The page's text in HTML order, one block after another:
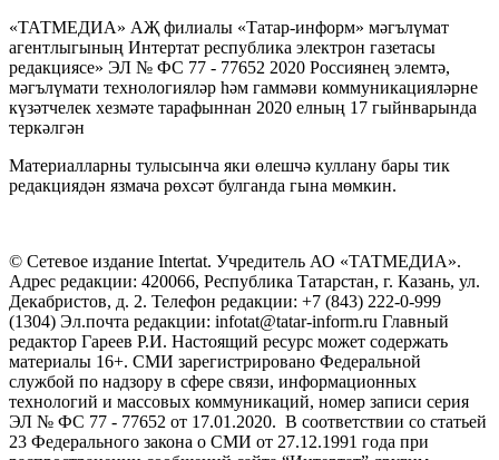
«ТАТМЕДИА» АҖ филиалы «Татар-информ» мәгълүмат
агентлыгының Интертат республика электрон газетасы
редакциясе» ЭЛ № ФС 77 - 77652 2020 Россиянең элемтә,
мәгълүмати технологияләр һәм гаммәви коммуникацияләрне
күзәтчелек хезмәте тарафыннан 2020 елның 17 гыйнварында
теркәлгән
Материалларны тулысынча яки өлешчә куллану бары тик
редакциядән язмача рөхсәт булганда гына мөмкин.
© Сетевое издание Intertat. Учредитель АО «ТАТМЕДИА».
Адрес редакции: 420066, Республика Татарстан, г. Казань, ул.
Декабристов, д. 2. Телефон редакции: +7 (843) 222-0-999
(1304) Эл.почта редакции: infotat@tatar-inform.ru Главный
редактор Гареев Р.И. Настоящий ресурс может содержать
материалы 16+. СМИ зарегистрировано Федеральной
службой по надзору в сфере связи, информационных
технологий и массовых коммуникаций, номер записи серия
ЭЛ № ФС 77 - 77652 от 17.01.2020. В соответствии со статьей
23 Федерального закона о СМИ от 27.12.1991 года при